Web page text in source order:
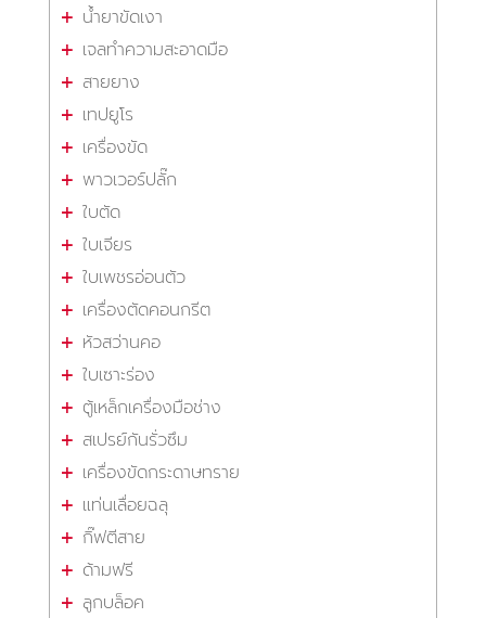
น้ำยาขัดเงา
เจลทำความสะอาดมือ
สายยาง
เทปยูโร
เครื่องขัด
พาวเวอร์ปลั๊ก
ใบตัด
ใบเจียร
ใบเพชรอ่อนตัว
เครื่องตัดคอนกรีต
หัวสว่านคอ
ใบเซาะร่อง
ตู้เหล็กเครื่องมือช่าง
สเปรย์กันรั่วซึม
เครื่องขัดกระดาษทราย
แท่นเลื่อยฉลุ
กิ๊ฟตีสาย
ด้ามฟรี
ลูกบล็อค